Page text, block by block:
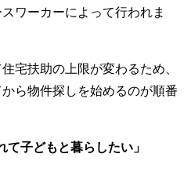
ワーカーによって行われま
宅扶助の上限が変わるため、
ら物件探しを始めるのが順番
て子どもと暮らしたい」